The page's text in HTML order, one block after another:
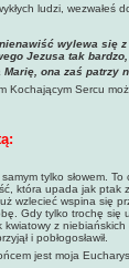
ludzi, wezwałeś
nienawiść wylewa
Jezusa tak
ona zaś patrzy
Kochającym Sercu
tylko słowem.
która upada jak ptak
wzlecieć wspina się
Gdy tylko trochę
z
i pobłogosławił.
jest moja